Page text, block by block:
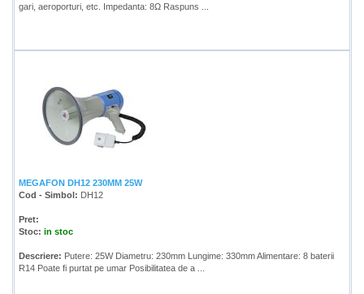
gari, aeroporturi, etc. Impedanta: 8Ω Raspuns ...
MEGAFON DH12 230MM 25W
Cod - Simbol: DH12
Pret:
Stoc: in stoc
Descriere: Putere: 25W Diametru: 230mm Lungime: 330mm Alimentare: 8 baterii
R14 Poate fi purtat pe umar Posibilitatea de a ...